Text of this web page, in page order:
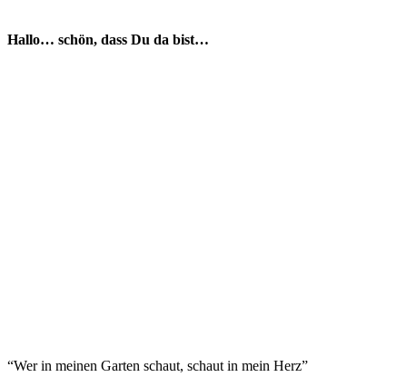
Hallo… schön, dass Du da bist…
“Wer in meinen Garten schaut, schaut in mein Herz”